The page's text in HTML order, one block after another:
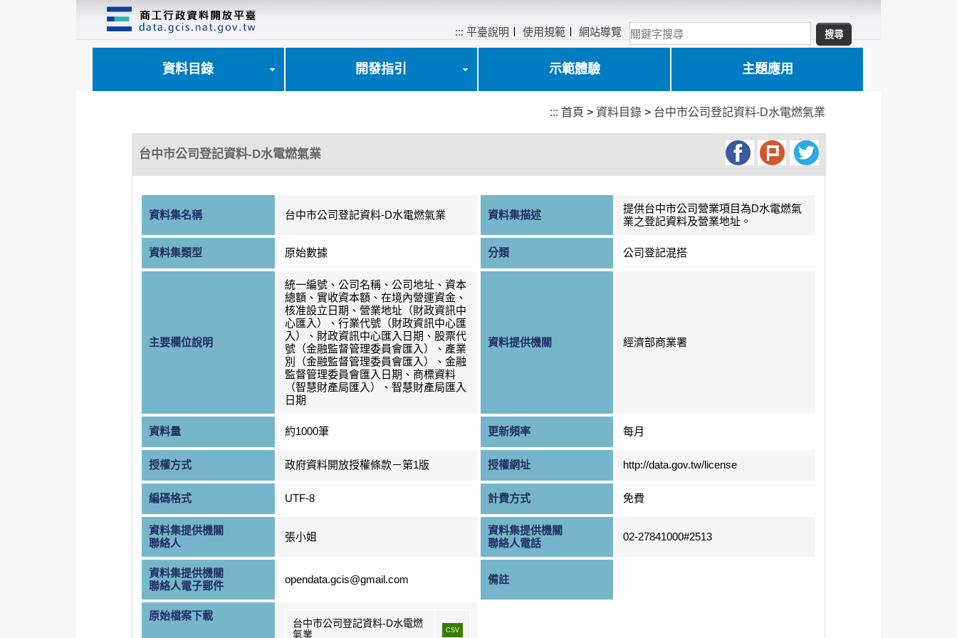
::: 平臺說明 〡使用規範 〡網站導覽
資料目錄 開發指引 示範體驗 主題應用
::: 首頁 >資料目錄 > 台中市公司登記資料-D水電燃氣業
台中市公司登記資料-D水電燃氣業
資料集名稱 台中市公司登記資料-D水電燃氣業 資料集描述
提供台中市公司營業項目為D水電燃氣
業之登記資料及營業地址。
資料集類型 原始數據 分類 公司登記混搭
主要欄位說明
統一編號、公司名稱、公司地址、資本
總額、實收資本額、在境內營運資金、
核准設立日期、營業地址（財政資訊中
心匯入）、行業代號（財政資訊中心匯
入）、財政資訊中心匯入日期、股票代
號（金融監督管理委員會匯入）、產業
別（金融監督管理委員會匯入）、金融
監督管理委員會匯入日期、商標資料
（智慧財產局匯入）、智慧財產局匯入
日期
資料提供機關 經濟部商業署
資料量 約1000筆 更新頻率 每月
授權方式 政府資料開放授權條款－第1版 授權網址 http://data.gov.tw/license
編碼格式 UTF-8 計費方式 免費
資料集提供機關
聯絡人
張小姐
資料集提供機關
聯絡人電話
02-27841000#2513
資料集提供機關
聯絡人電子郵件
opendata.gcis@gmail.com 備註
原始檔案下載
台中市公司登記資料-D水電燃
氣業
CSV